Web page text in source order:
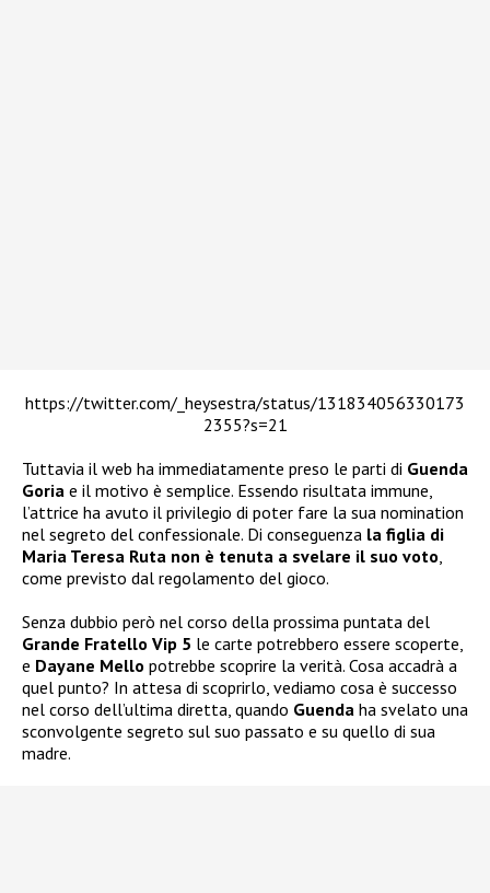
https://twitter.com/_heysestra/status/131834056330173
2355?s=21
Tuttavia il web ha immediatamente preso le parti di Guenda
Goria e il motivo è semplice. Essendo risultata immune,
l’attrice ha avuto il privilegio di poter fare la sua nomination
nel segreto del confessionale. Di conseguenza la figlia di
Maria Teresa Ruta non è tenuta a svelare il suo voto,
come previsto dal regolamento del gioco.
Senza dubbio però nel corso della prossima puntata del
Grande Fratello Vip 5 le carte potrebbero essere scoperte,
e Dayane Mello potrebbe scoprire la verità. Cosa accadrà a
quel punto? In attesa di scoprirlo, vediamo cosa è successo
nel corso dell’ultima diretta, quando Guenda ha svelato una
sconvolgente segreto sul suo passato e su quello di sua
madre.